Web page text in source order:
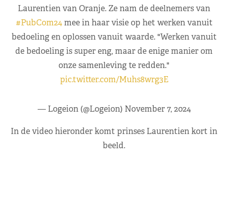
Laurentien van Oranje. Ze nam de deelnemers van
#PubCom24mee in haar visie op het werken vanuit
bedoeling en oplossen vanuit waarde. "Werken vanuit
de bedoeling is super eng, maar de enige manier om
onze samenleving te redden."
pic.twitter.com/Muhs8wrg3E
— Logeion (@Logeion) November 7, 2024
In de video hieronder komt prinses Laurentien kort in
beeld.